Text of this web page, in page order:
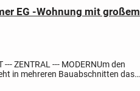
EG -Wohnung mit großem
--- ZENTRAL --- MODERNUm den
in mehreren Bauabschnitten das
fünf Mehrfamilien- und...